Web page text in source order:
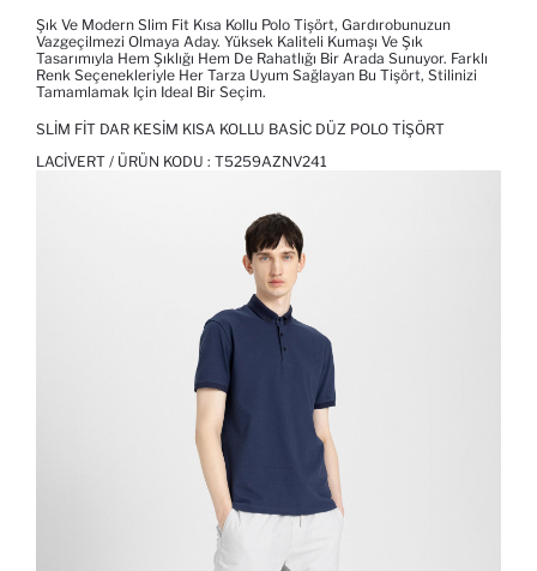
Şık Ve Modern Slim Fit Kısa Kollu Polo Tişört, Gardırobunuzun
Vazgeçilmezi Olmaya Aday. Yüksek Kaliteli Kumaşı Ve Şık
Tasarımıyla Hem Şıklığı Hem De Rahatlığı Bir Arada Sunuyor. Farklı
Renk Seçenekleriyle Her Tarza Uyum Sağlayan Bu Tişört, Stilinizi
Tamamlamak Için Ideal Bir Seçim.
SLIM FIT DAR KESIM KISA KOLLU BASIC DÜZ POLO TIŞÖRT
LACIVERT / ÜRÜN KODU : T5259AZNV241